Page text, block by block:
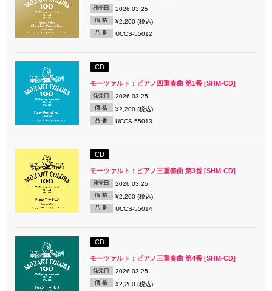
発売日 2026.03.25
価 格 ¥2,200 (税込)
品 番 UCCS-55012
CD
モーツァルト：ピアノ四重奏曲 第1番 [SHM-CD]
発売日 2026.03.25
価 格 ¥2,200 (税込)
品 番 UCCS-55013
CD
モーツァルト：ピアノ三重奏曲 第3番 [SHM-CD]
発売日 2026.03.25
価 格 ¥2,200 (税込)
品 番 UCCS-55014
CD
モーツァルト：ピアノ三重奏曲 第4番 [SHM-CD]
発売日 2026.03.25
価 格 ¥2,200 (税込)